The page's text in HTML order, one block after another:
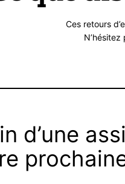
Ces retours
d’une